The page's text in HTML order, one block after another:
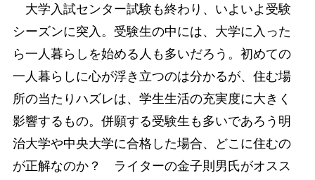
大学入試センター試験も終わり、いよいよ受験
シーズンに突入。受験生の中には、大学に入った
ら一人暮らしを始める人も多いだろう。初めての
一人暮らしに心が浮き立つのは分かるが、住む場
所の当たりハズレは、学生生活の充実度に大きく
影響するもの。併願する受験生も多いであろう明
治大学や中央大学に合格した場合、どこに住むの
が正解なのか？ ライターの金子則男氏がオスス